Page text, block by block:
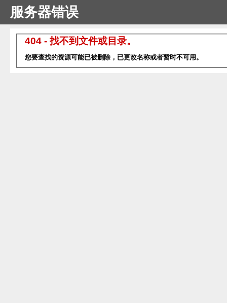
服务器错误
404 - 找不到文件或目录。
您要查找的资源可能已被删除，已更改名称或者暂时不可用。